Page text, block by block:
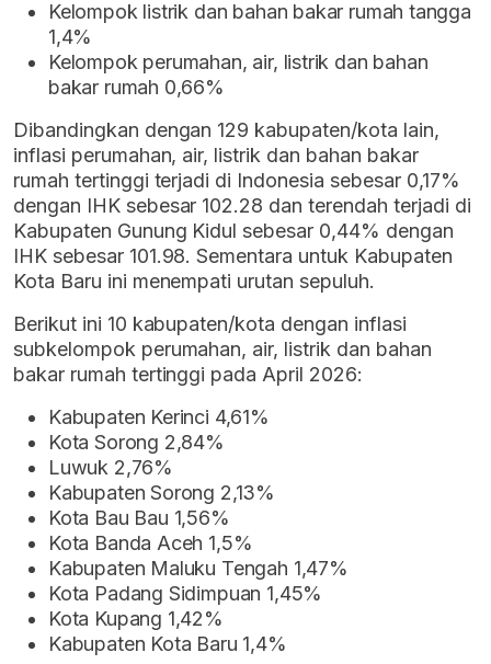
Kelompok listrik dan bahan bakar rumah tangga
1,4%
Kelompok perumahan, air, listrik dan bahan
bakar rumah 0,66%
Dibandingkan dengan 129 kabupaten/kota lain,
inflasi perumahan, air, listrik dan bahan bakar
rumah tertinggi terjadi di Indonesia sebesar 0,17%
dengan IHK sebesar 102.28 dan terendah terjadi di
Kabupaten Gunung Kidul sebesar 0,44% dengan
IHK sebesar 101.98. Sementara untuk Kabupaten
Kota Baru ini menempati urutan sepuluh.
Berikut ini 10 kabupaten/kota dengan inflasi
subkelompok perumahan, air, listrik dan bahan
bakar rumah tertinggi pada April 2026:
Kabupaten Kerinci 4,61%
Kota Sorong 2,84%
Luwuk 2,76%
Kabupaten Sorong 2,13%
Kota Bau Bau 1,56%
Kota Banda Aceh 1,5%
Kabupaten Maluku Tengah 1,47%
Kota Padang Sidimpuan 1,45%
Kota Kupang 1,42%
Kabupaten Kota Baru 1,4%